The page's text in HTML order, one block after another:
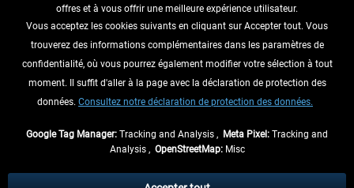
RENONCER AU CONTRAT ICI
INFORMATIONS
NE MANQUEZ PAS LES DERNIÈRES
échéant, frais de remboursement, si aucune description contraire.
offres et à vous offrir une meilleure expérience utilisateur.
Vous acceptez les cookies suivants en cliquant sur Accepter tout. Vous
trouverez des informations complémentaires dans les paramètres de
confidentialité, où vous pourrez également modifier votre sélection à tout
moment. Il suffit d'aller à la page avec la déclaration de protection des
données. Consultez notre déclaration de protection des données.
Google Tag Manager: Tracking and Analysis , Meta Pixel: Tracking and
Analysis , OpenStreetMap:Misc